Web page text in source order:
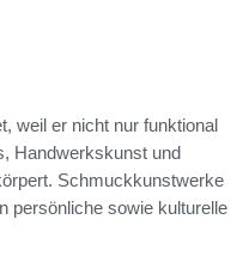
weil er nicht nur funktional
Handwerkskunst und
Schmuckkunstwerke
persönliche sowie kulturelle